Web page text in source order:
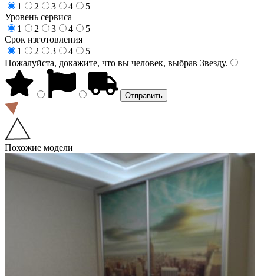
1
2 3 4
5
Уровень сервиса
1
2 3 4
5
Срок изготовления
1
2 3 4
5
Пожалуйста, докажите, что вы человек, выбрав Звезду.
Похожие модели